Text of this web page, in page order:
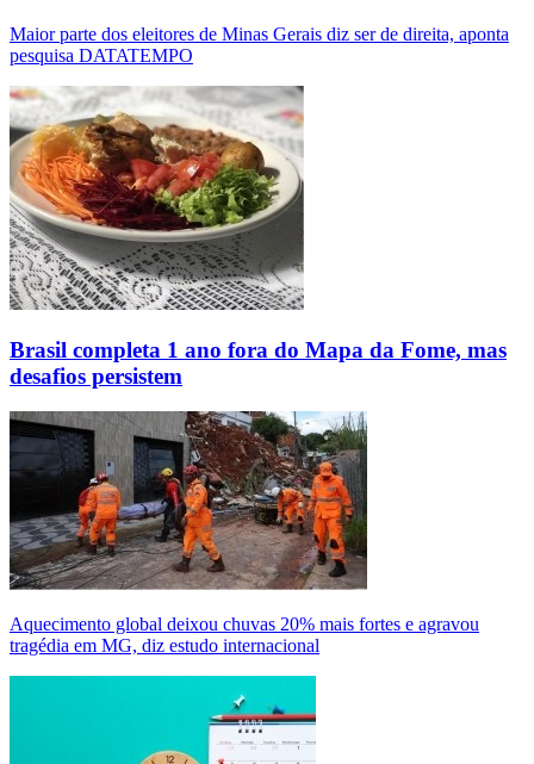
Maior parte dos eleitores de Minas Gerais diz ser de direita, aponta
pesquisa DATATEMPO
Brasil completa 1 ano fora do Mapa da Fome, mas
desafios persistem
Aquecimento global deixou chuvas 20% mais fortes e agravou
tragédia em MG, diz estudo internacional